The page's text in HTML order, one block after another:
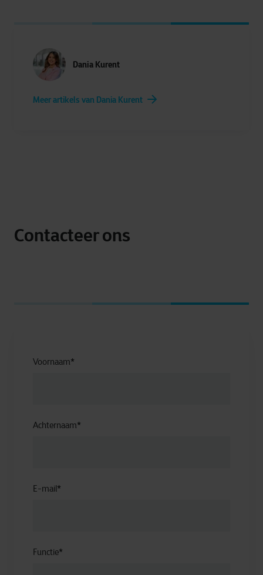
Dania Kurent
Meer artikels van Dania Kurent
Contacteer ons
Voornaam*
Achternaam*
E-mail*
Functie*